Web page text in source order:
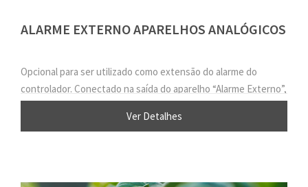
ALARME EXTERNO APARELHOS ANALÓGICOS
Opcional para ser utilizado como extensão do alarme do
controlador. Conectado na saída do aparelho “Alarme Externo”,
Ver Detalhes